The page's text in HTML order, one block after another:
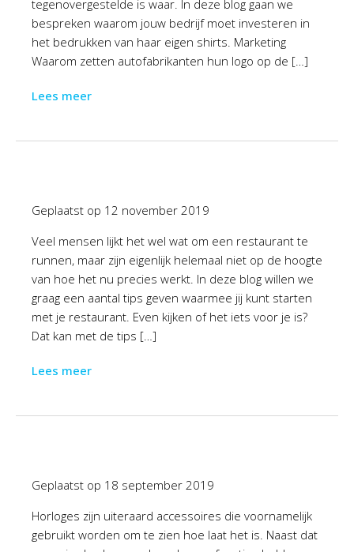
tegenovergestelde is waar. In deze blog gaan we
bespreken waarom jouw bedrijf moet investeren in
het bedrukken van haar eigen shirts. Marketing
Waarom zetten autofabrikanten hun logo op de […]
Lees meer
Geplaatst op 12 november 2019
Veel mensen lijkt het wel wat om een restaurant te
runnen, maar zijn eigenlijk helemaal niet op de hoogte
van hoe het nu precies werkt. In deze blog willen we
graag een aantal tips geven waarmee jij kunt starten
met je restaurant. Even kijken of het iets voor je is?
Dat kan met de tips […]
Lees meer
Geplaatst op 18 september 2019
Horloges zijn uiteraard accessoires die voornamelijk
gebruikt worden om te zien hoe laat het is. Naast dat